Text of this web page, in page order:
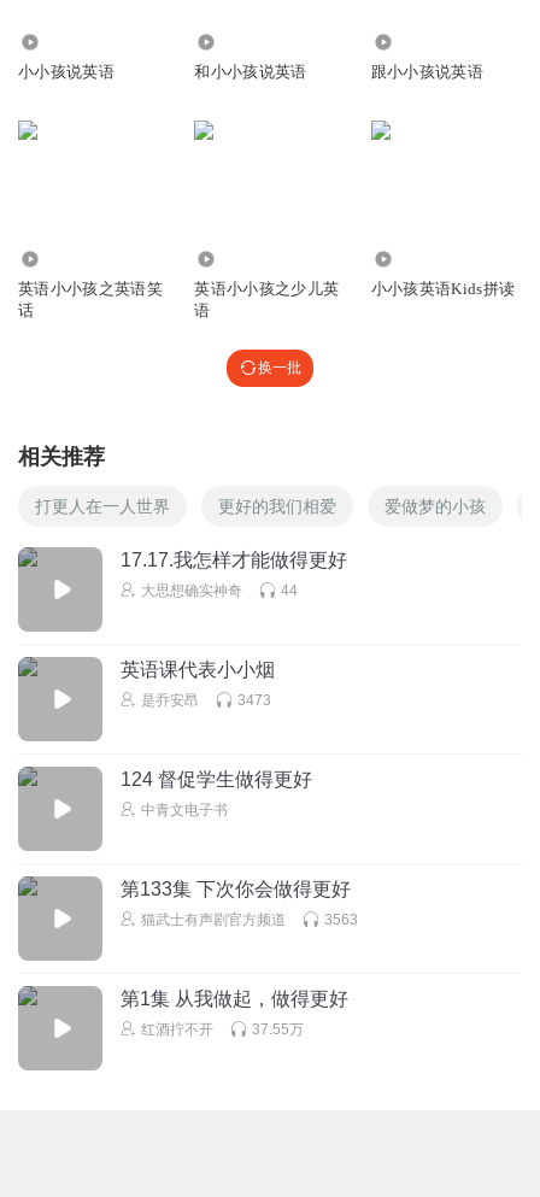
小小孩说英语 和小小孩说英语 跟小小孩说英语
英语小小孩之英语笑
话
英语小小孩之少儿英
语
小小孩英语Kids拼读
换一批
相关推荐
打更人在一人世界 更好的我们相爱 爱做梦的小孩
17.17.我怎样才能做得更好
大思想确实神奇 44
英语课代表小小烟
是乔安昂 3473
124 督促学生做得更好
中青文电子书
第133集 下次你会做得更好
猫武士有声剧官方频道 3563
第1集 从我做起，做得更好
红酒拧不开 37.55万